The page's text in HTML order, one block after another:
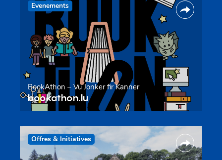
Evenements
BookAthon – Vu Jonker fir Kanner
bookathon.lu
Offres & Initiatives